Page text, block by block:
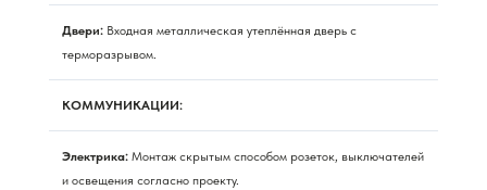
Двери: Входная металлическая утеплённая дверь с
терморазрывом.
КОММУНИКАЦИИ:
Электрика: Монтаж скрытым способом розеток, выключателей
и освещения согласно проекту.